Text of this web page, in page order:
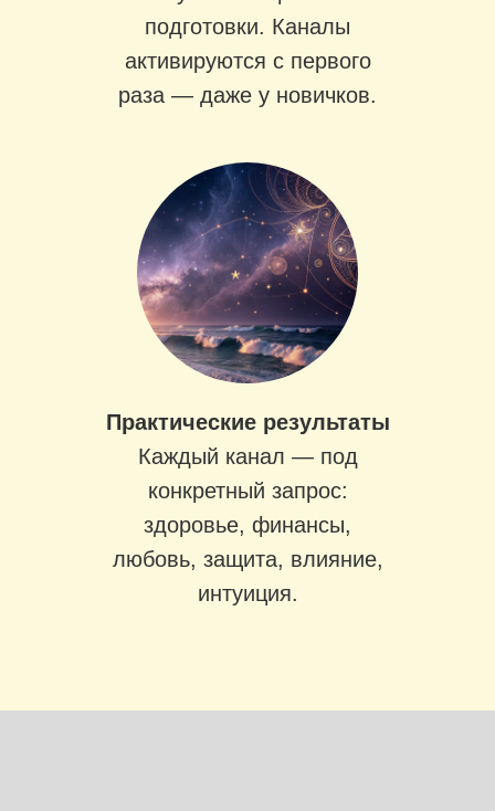
подготовки. Каналы
активируются с первого
раза — даже у новичков.
Практические результаты
Каждый канал — под
конкретный запрос:
здоровье, финансы,
любовь, защита, влияние,
интуиция.